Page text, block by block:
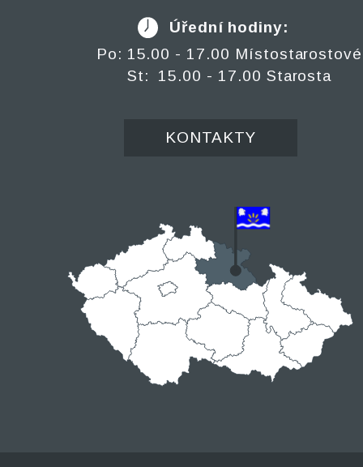
Úřední hodiny:
Po: 15.00 - 17.00 Místostarostové
St: 15.00 - 17.00 Starosta
KONTAKTY